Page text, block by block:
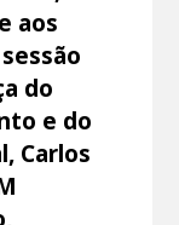
aos
do
e do
Carlos